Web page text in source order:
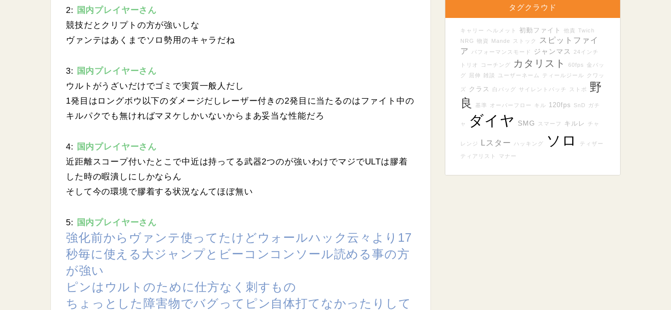
2: 国内プレイヤーさん
競技だとクリプトの方が強いしな
ヴァンテはあくまでソロ勢用のキャラだね
3: 国内プレイヤーさん
ウルトがうざいだけでゴミで実質一般人だし
1発目はロングボウ以下のダメージだしレーザー付きの2発目に当たるのはファイト中の
キルパクでも無ければマヌケしかいないからまあ妥当な性能だろ
4: 国内プレイヤーさん
近距離スコープ付いたとこで中近は持ってる武器2つのが強いわけでマジでULTは膠着
した時の暇潰しにしかならん
そして今の環境で膠着する状況なんてほぼ無い
5: 国内プレイヤーさん
強化前からヴァンテ使ってたけどウォールハック云々より17
秒毎に使える大ジャンプとビーコンコンソール読める事の方
が強い
ピンはウルトのために仕方なく刺すもの
ちょっとした障害物でバグってピン自体打てなかったりして
タグクラウド
キャリー ヘルメット 初動ファイト 他責
Twich
NRG 物資 Mande ストック
スピットファイ
ア
パフォーマンスモード ジャンマス 24インチ
トリオ コーチング カタリスト 60fps
金バッ
グ
屈伸 雑談 ユーザーネーム ティールジール クワッ
ズ クラス 白バッグ サイレントパッチ ストポ
野
良
基準 オーバーフロー キル 120fps SnD ガチ
ャ ダイヤ SMG スマーフ キルレ チャ
レンジ Lスター ハッキング ソロ ティザー
ティアリスト マナー